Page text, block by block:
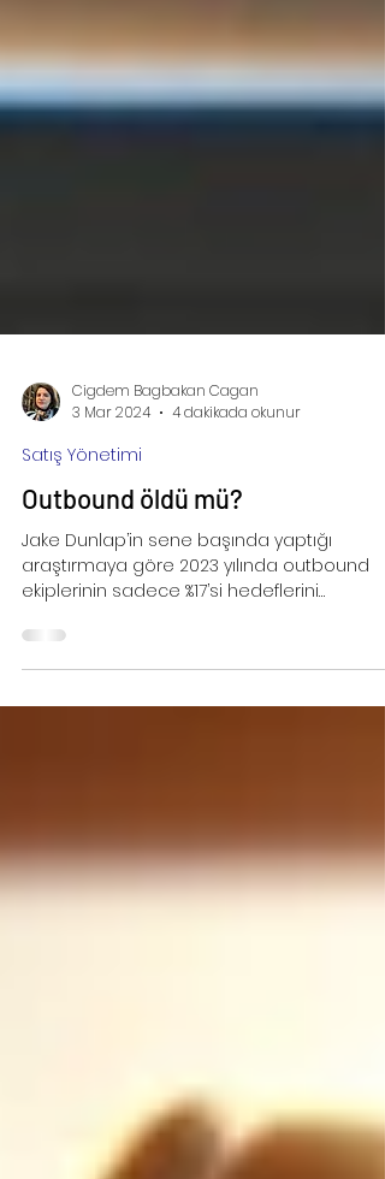
Cigdem Bagbakan Cagan
3 Mar 2024
4 dakikada okunur
Satış Yönetimi
Outbound öldü mü?
araştırmaya göre 2023 yılında outbound
ekiplerinin sadece %17’si hedeflerini